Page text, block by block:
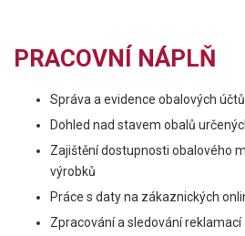
PRACOVNÍ NÁPLŇ
Správa a evidence obalových účtů
Dohled nad stavem obalů
Zajištění dostupnosti obalového
výrobků
Práce s daty na zákaznických
Zpracování a sledování reklamací